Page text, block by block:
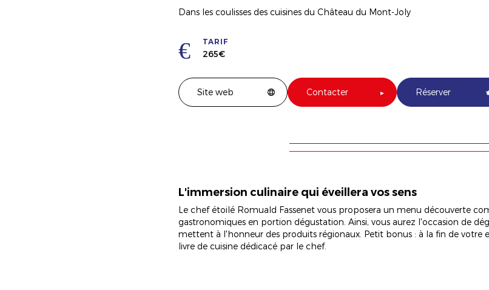
Dans les coulisses des cuisines du Château du Mont-Joly
TARIF
265€
Site web Contacter Réserver
L'immersion culinaire qui éveillera vos sens
Le chef étoilé Romuald Fassenet vous proposera un menu découverte
gastronomiques en portion dégustation. Ainsi, vous aurez l'occasion de
mettent à l'honneur des produits régionaux. Petit bonus : à la fin de votre
livre de cuisine dédicacé par le chef.